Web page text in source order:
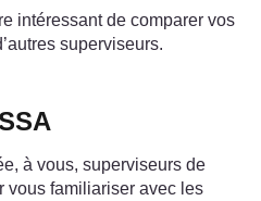
intéressant de comparer vos
superviseurs.
à vous, superviseurs de
vous familiariser avec les